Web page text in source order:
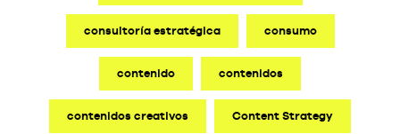
consultoría estratégica consumo
contenido contenidos
contenidos creativos Content Strategy